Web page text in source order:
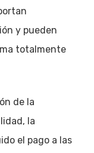
y pueden
totalmente
de la
la
el pago a las